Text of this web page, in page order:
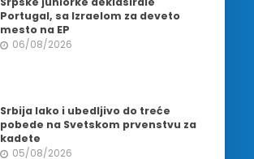
Portugal, sa Izraelom za deveto
mesto na EP
06/08/2026
Srbija lako i ubedljivo do treće
pobede na Svetskom prvenstvu za
kadete
05/08/2026